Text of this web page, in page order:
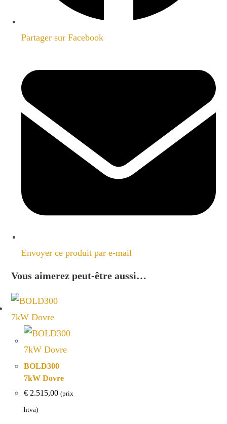
Partager sur Facebook
a
new
window
Envoyer ce produit par e-mail
Vous aimerez peut-être aussi…
BOLD300
7kW Dovre
€ 2.515,00 (prix
htva)